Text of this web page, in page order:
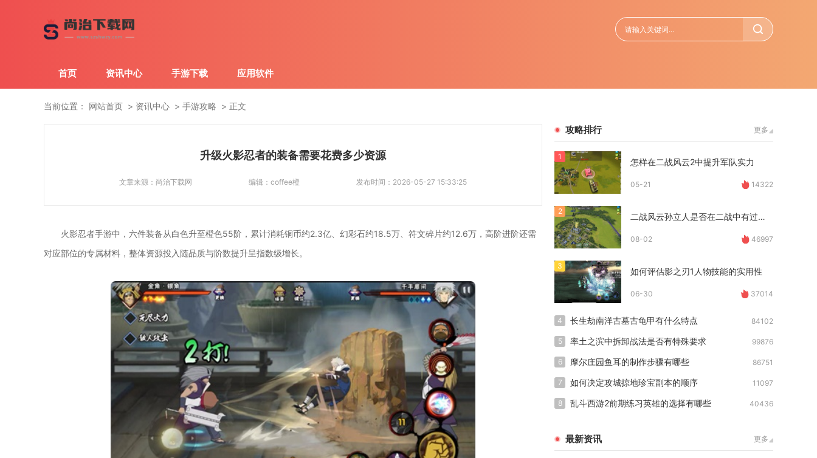
首页 资讯中心 手游下载 应用软件
当前位置： 网站首页 资讯中心 手游攻略 正文
升级火影忍者的装备需要花费多少资源
文章来源： 尚治下载网 编辑： coffee橙 发布时间： 2026-05-27 15:33:25
火影忍者手游中，六件装备从白色升至橙色55阶，累计消耗铜币约2.3亿、幻彩石约18.5万、符文碎片约12.6万，高阶进阶还需
对应部位的专属材料，整体资源投入随品质与阶数提升呈指数级增长。
攻略排行 更多
1 怎样在二战风云2中提升军队实力
05-21 14322
2 二战风云孙立人是否在二战中有过晋升经历
08-02 46997
3 如何评估影之刃1人物技能的实用性
06-30 37014
4 长生劫南洋古墓古龟甲有什么特点 84102
5 率土之滨中拆卸战法是否有特殊要求 99876
6 摩尔庄园鱼耳的制作步骤有哪些 86751
7 如何决定攻城掠地珍宝副本的顺序 11097
8 乱斗西游2前期练习英雄的选择有哪些 40436
最新资讯 更多